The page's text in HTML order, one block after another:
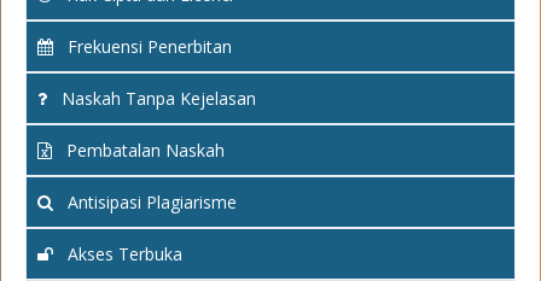
Frekuensi Penerbitan
Naskah Tanpa Kejelasan
Pembatalan Naskah
Antisipasi Plagiarisme
Akses Terbuka